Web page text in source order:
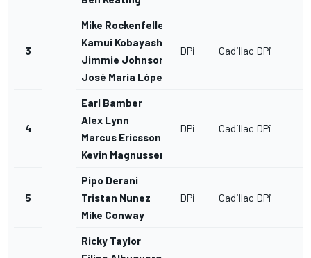
3
Mike Rockenfeller
Kamui Kobayashi
Jimmie Johnson
José María López
DPi Cadillac DPi
4
Earl Bamber
Alex Lynn
Marcus Ericsson
Kevin Magnussen
DPi Cadillac DPi
5
Pipo Derani
Tristan Nunez
Mike Conway
DPi Cadillac DPi
Ricky Taylor